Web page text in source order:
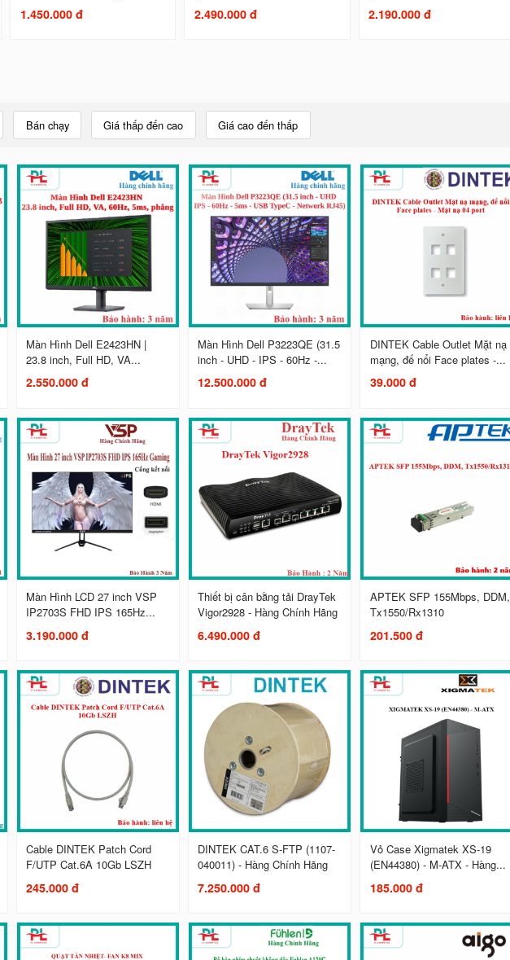
1.450.000 đ 2.490.000 đ 2.190.000 đ
Bán chạy Giá thấp đến cao Giá cao đến thấp
Màn Hình Dell E2423HN |
23.8 inch, Full HD, VA...
2.550.000 đ
Màn Hình Dell P3223QE (31.5
inch - UHD - IPS - 60Hz -...
12.500.000 đ
DINTEK Cable Outlet Mặt nạ
mạng, đế nổi Face plates -...
39.000 đ
Màn Hình LCD 27 inch VSP
IP2703S FHD IPS 165Hz...
3.190.000 đ
Thiết bị cân bằng tải DrayTek
Vigor2928 - Hàng Chính Hãng
6.490.000 đ
APTEK SFP 155Mbps, DDM,
Tx1550/Rx1310
201.500 đ
Cable DINTEK Patch Cord
F/UTP Cat.6A 10Gb LSZH
245.000 đ
DINTEK CAT.6 S-FTP (1107-
040011) - Hàng Chính Hãng
7.250.000 đ
Vỏ Case Xigmatek XS-19
(EN44380) - M-ATX - Hàng...
185.000 đ